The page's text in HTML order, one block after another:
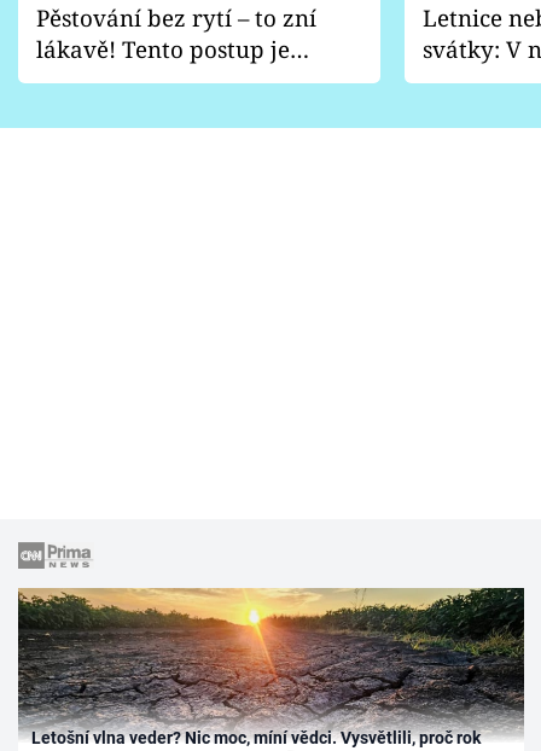
Pěstování bez rytí – to zní
lákavě! Tento postup je
vhodný jen pro některé
Letnice
svátky: V
pondělí
Letošní vlna veder? Nic moc, míní vědci. Vysvětlili, proč rok